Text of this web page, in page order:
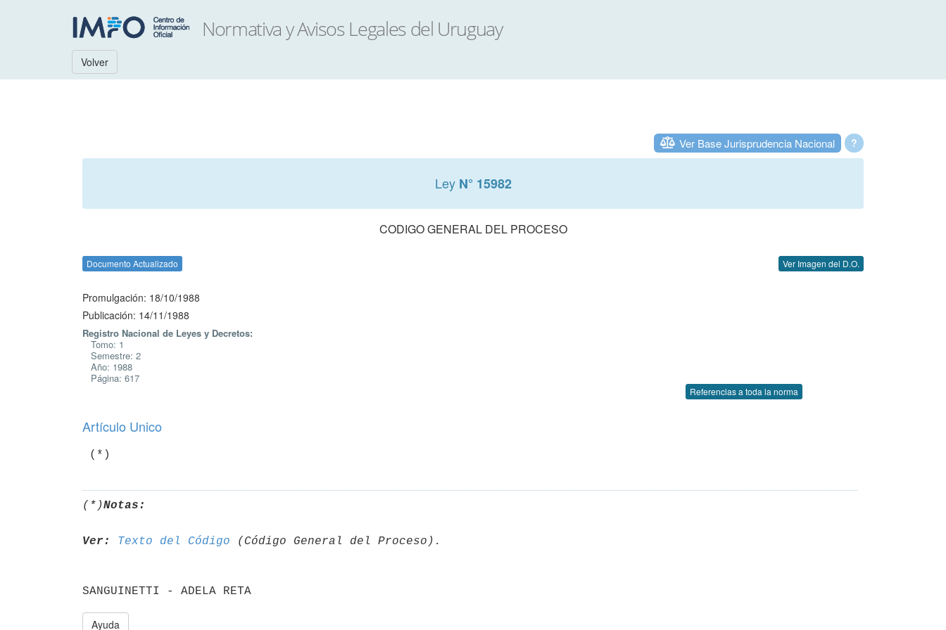
Volver
?
Ver Base Jurisprudencia Nacional
Ley N° 15982
CODIGO GENERAL DEL PROCESO
Documento Actualizado Ver Imagen del D.O.
Promulgación: 18/10/1988
Publicación: 14/11/1988
Registro Nacional de Leyes y Decretos:
Tomo: 1
Semestre: 2
Año: 1988
Página: 617
Referencias a toda la norma
Artículo Unico
(*)Notas:
Ver: Texto del Código
Ayuda